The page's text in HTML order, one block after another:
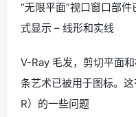
“无限平面”视口窗口部
式显示 – 线形和实线
V-Ray 毛发，剪切平面
条艺术已被用于图标。
R）的一些问题